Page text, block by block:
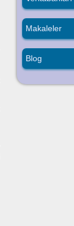
Makaleler
Blog